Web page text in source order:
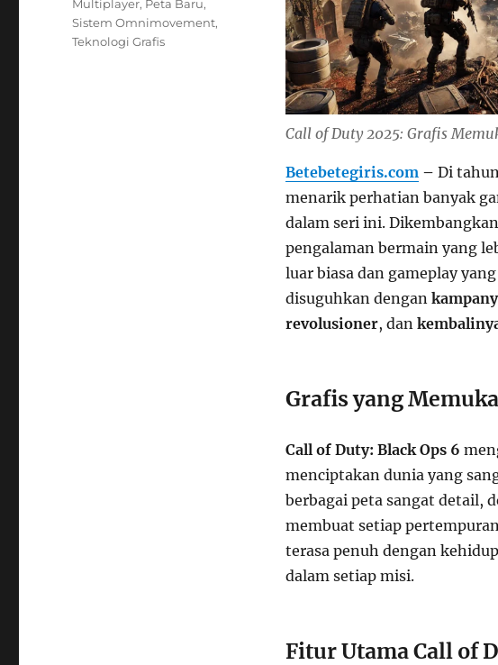
Call of Duty 2025: Grafis
Betebetegiris.com – Di
menarik perhatian banyak
dalam seri ini.
pengalaman bermain yang
luar biasa dan gameplay
disuguhkan dengan
revolusioner, dan
Grafis yang
Call of Duty: Black Ops 6
menciptakan dunia yang
berbagai peta sangat detail,
membuat setiap
terasa penuh dengan
dalam setiap misi.
Fitur Utama Call of
Multiplayer, Peta Baru,
Sistem Omnimovement,
Teknologi Grafis